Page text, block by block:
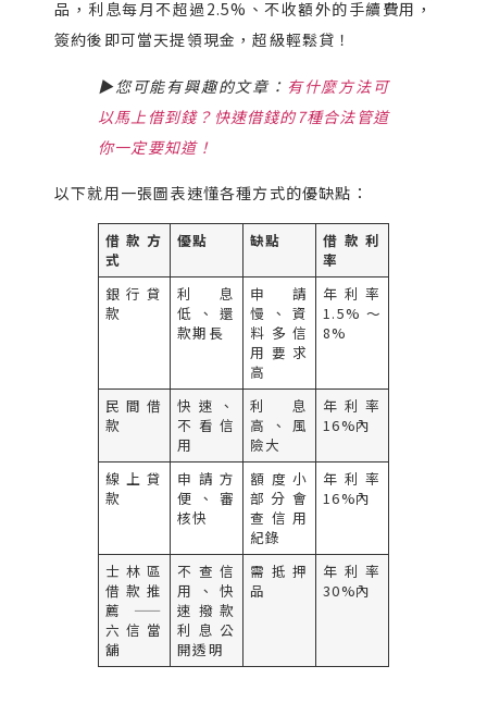
品，利息每月不超過2.5%、不收額外的手續費用，
簽約後即可當天提領現金，超級輕鬆貸！
▶您可能有興趣的文章： 有什麼方法可
以馬上借到錢？快速借錢的7種合法管道
你一定要知道！
以下就用一張圖表速懂各種方式的優缺點：
借款方
式
優點 缺點
借款利
率
銀行貸
款
利息
低、還
款期長
申請
慢、資
料多信
用要求
高
年利率
1.5%～
8%
民間借
款
快速、
不看信
用
利息
高、風
險大
年利率
16%內
線上貸
款
申請方
便、審
核快
額度小
部分會
查信用
紀錄
年利率
16%內
士林區
借款推
薦——
六信當
舖
不查信
用、快
速撥款
利息公
開透明
需抵押
品
年利率
30%內